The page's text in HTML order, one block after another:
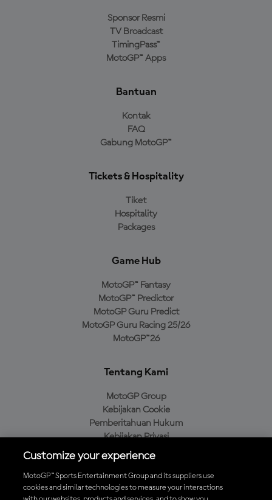
Sponsor Resmi
TV Broadcast
TimingPass™
MotoGP™ Apps
Bantuan
Kontak
FAQ
Gabung MotoGP™
Tickets & Hospitality
Tiket
Hospitality
Packages
Game Hub
MotoGP™ Fantasy
MotoGP™ Predictor
MotoGP Guru Predict
MotoGP Guru Racing 25/26
MotoGP™26
Tentang Kami
MotoGP Group
Kebijakan Cookie
Pemberitahuan Hukum
Kebijakan Privasi
Kebijakan Pembelian
Customize your experience
MotoGP™ Sports Entertainment Group and its suppliers use
cookies and similar technologies to measure your interactions